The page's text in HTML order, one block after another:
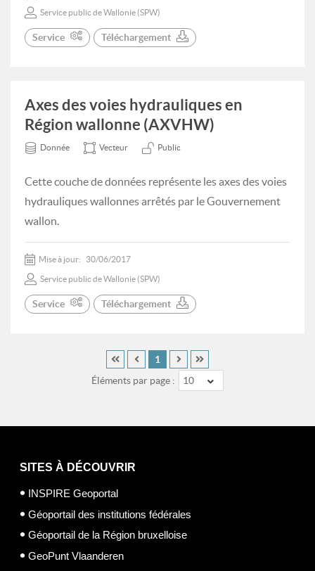
Service public de Wallonie (SPW)
Service Téléchargement
Axes des voies hydrauliques en
Région wallonne (AXVHW)
Donnée Vecteur Public
Cette couche de données représente les axes des voies
hydrauliques wallonnes arrêtés par le Gouvernement
wallon.
Mise à jour: 30/06/2017
Service public de Wallonie (SPW)
Service Téléchargement
Éléments par page : 10
1
SITES À DÉCOUVRIR
INSPIRE Geoportal
Géoportail des institutions fédérales
Géoportail de la Région bruxelloise
GeoPunt Vlaanderen